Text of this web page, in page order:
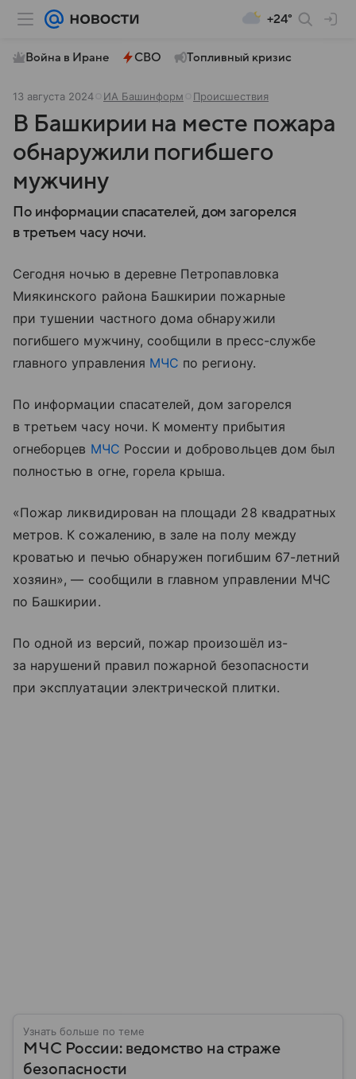
+24°
Война в Иране СВО Топливный кризис
13 августа 2024 ИА Башинформ Происшествия
В Башкирии на месте пожара
обнаружили погибшего
мужчину
По информации спасателей, дом загорелся
в третьем часу ночи.
Сегодня ночью в деревне Петропавловка
Миякинского района Башкирии пожарные
при тушении частного дома обнаружили
погибшего мужчину, сообщили в пресс-службе
главного управления МЧС по региону.
По информации спасателей, дом загорелся
в третьем часу ночи. К моменту прибытия
огнеборцев МЧС России и добровольцев дом был
полностью в огне, горела крыша.
«Пожар ликвидирован на площади 28 квадратных
метров. К сожалению, в зале на полу между
кроватью и печью обнаружен погибшим 67-летний
хозяин», — сообщили в главном управлении МЧС
по Башкирии.
По одной из версий, пожар произошёл из-
за нарушений правил пожарной безопасности
при эксплуатации электрической плитки.
Узнать больше по теме
МЧС России: ведомство на страже
безопасности